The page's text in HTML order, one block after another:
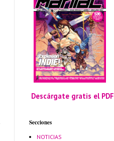
Descárgate gratis el PDF
Secciones
NOTICIAS